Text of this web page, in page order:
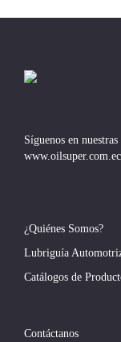
Síguenos en nuestras
www.oilsuper.com.ec
¿Quiénes Somos?
Lubriguía
Catálogos de
Contáctanos